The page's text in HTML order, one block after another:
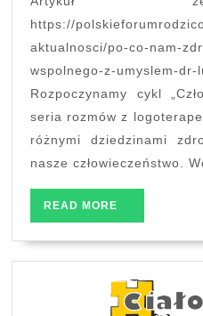
ciało
ma
z
z
dr
https://
aktualnosci/po-co-nam-
wspolnego-z-umyslem-dr-
Rozpoczynamy cykl
seria rozmów z
różnymi dziedzinami
nasze człowieczeństwo.
READ MORE
MORE